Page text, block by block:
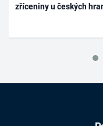
zříceniny u českých